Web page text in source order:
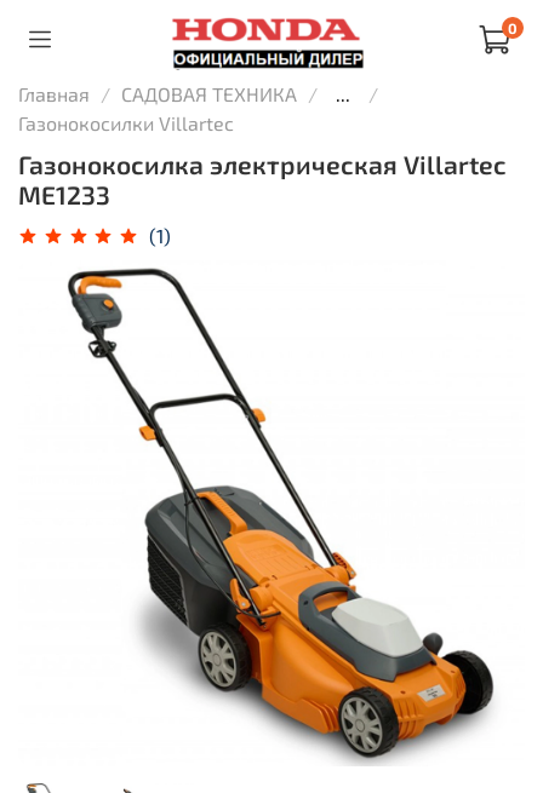
0
Главная САДОВАЯ ТЕХНИКА
...
Газонокосилки Villartec
Газонокосилка электрическая Villartec
ME1233
(1)